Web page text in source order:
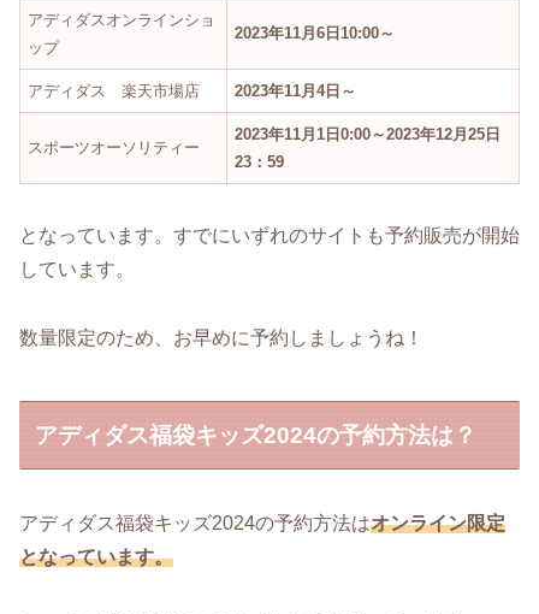
アディダスオンラインショ
ップ
2023年11月6日10:00～
アディダス 楽天市場店 2023年11月4日～
スポーツオーソリティー
2023年11月1日0:00～2023年12月25日
23：59
となっています。すでにいずれのサイトも予約販売が開始
しています。
数量限定のため、お早めに予約しましょうね！
アディダス福袋キッズ2024の予約方法は？
アディダス福袋キッズ2024の予約方法はオンライン限定
となっています。